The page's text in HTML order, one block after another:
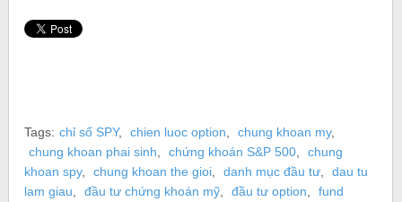
Tags: chỉ số SPY, chien luoc option chung khoan my,
chung khoan phai sinh
chứng khoán S&P 500
chung
khoan spy, chung khoan the gioi danh mục đầu tư
dau tu
lam giau
đầu tư chứng khoán mỹ đầu tư option
fund